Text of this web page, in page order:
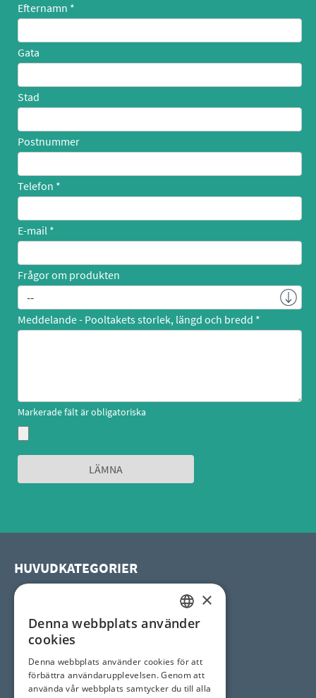
Efternamn
Gata
Stad
Postnummer
Telefon
E-mail
Frågor om produkten
Meddelande - Pooltakets storlek, längd och bredd
Markerade fält är obligatoriska
HUVUDKATEGORIER
Uterum
Spatak
Horeca tak
SWEDISH
×
Denna webbplats använder
cookies
Denna webbplats använder cookies för att
förbättra användarupplevelsen. Genom att
använda vår webbplats samtycker du till alla